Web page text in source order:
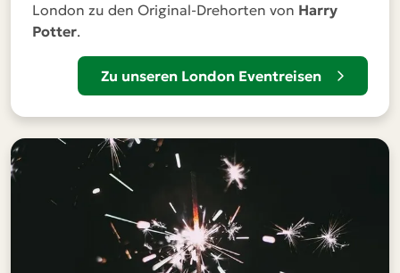
London zu den Original-Drehorten von Harry
Potter.
Zu unseren London Eventreisen